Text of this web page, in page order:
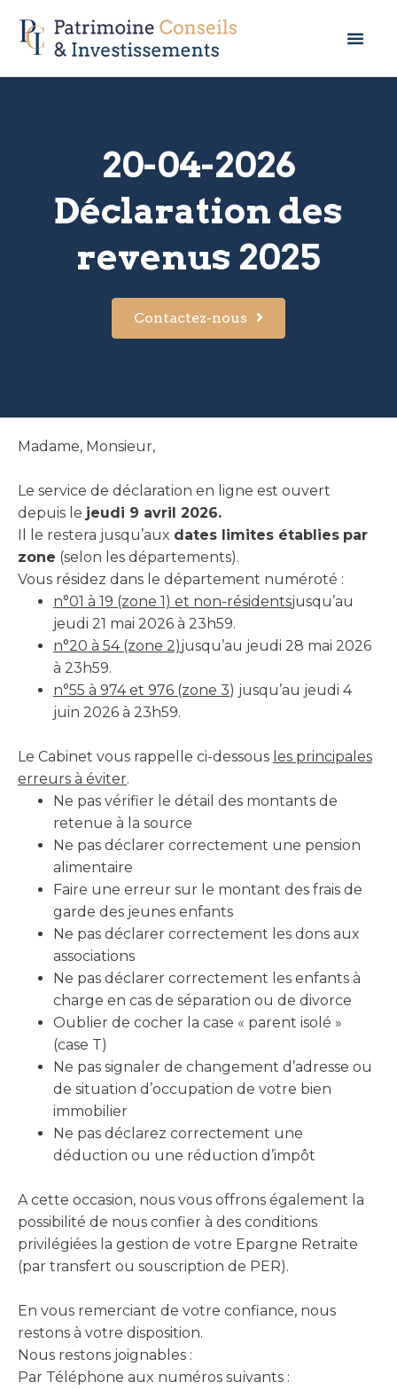
20-04-2026
Déclaration des
revenus 2025
Contactez-nous
Madame, Monsieur,
Le service de déclaration en ligne est ouvert
depuis le jeudi 9 avril 2026.
Il le restera jusqu’aux dates limites établies par
zone (selon les départements).
Vous résidez dans le département numéroté :
n°01 à 19 (zone 1) et non-résidentsjusqu’au
jeudi 21 mai 2026 à 23h59.
n°20 à 54 (zone 2)jusqu’au jeudi 28 mai 2026
à 23h59.
n°55 à 974 et 976 (zone 3) jusqu’au jeudi 4
juin 2026 à 23h59.
Le Cabinet vous rappelle ci-dessous les principales
erreurs à éviter.
Ne pas vérifier le détail des montants de
retenue à la source
Ne pas déclarer correctement une pension
alimentaire
Faire une erreur sur le montant des frais de
garde des jeunes enfants
Ne pas déclarer correctement les dons aux
associations
Ne pas déclarer correctement les enfants à
charge en cas de séparation ou de divorce
Oublier de cocher la case « parent isolé »
(case T)
Ne pas signaler de changement d’adresse ou
de situation d’occupation de votre bien
immobilier
Ne pas déclarez correctement une
déduction ou une réduction d’impôt
A cette occasion, nous vous offrons également la
possibilité de nous confier à des conditions
privilégiées la gestion de votre Epargne Retraite
(par transfert ou souscription de PER).
En vous remerciant de votre confiance, nous
restons à votre disposition.
Nous restons joignables :
Par Téléphone aux numéros suivants :